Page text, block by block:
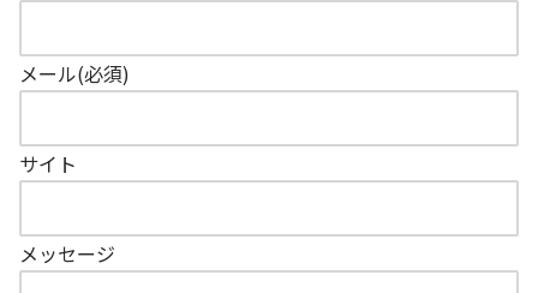
メール(必須)
サイト
メッセージ